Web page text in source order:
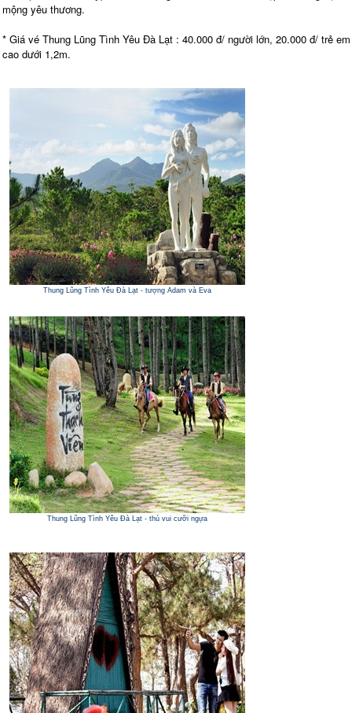
mộng yêu thương.
* Giá vé Thung Lũng Tình Yêu Đà Lạt : 40.000 đ/ người lớn, 20.000 đ/ trẻ em
cao dưới 1,2m.
Thung Lũng Tình Yêu Đà Lạt - tượng Adam và Eva
Thung Lũng Tình Yêu Đà Lạt - thú vui cưỡi ngựa